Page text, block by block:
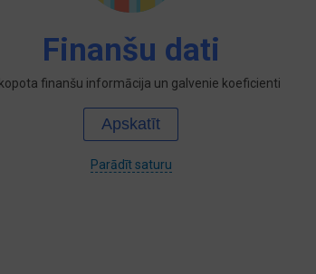
Finanšu dati
finanšu informācija un galvenie koeficienti
Apskatīt
Parādīt saturu